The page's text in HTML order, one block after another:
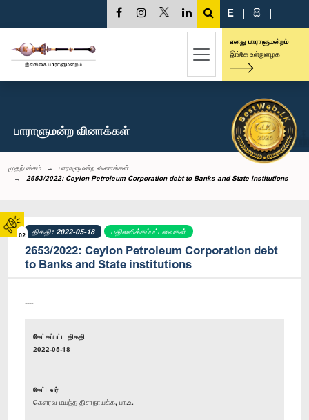
02
E | සි |
எனது பாராளுமன்றம்
இங்கே உள்நுழைக
பாராளுமன்ற வினாக்கள்
முதற்பக்கம்
பாராளுமன்ற வினாக்கள்
2653/2022: Ceylon Petroleum Corporation debt to Banks and State institutions
திகதி: 2022-05-18 பதிலளிக்கப்பட்டவைகள்
2653/2022: Ceylon Petroleum Corporation debt
to Banks and State institutions
----
கேட்கப்பட்ட திகதி
2022-05-18
கேட்டவர்
கௌரவ மயந்த திசாநாயக்க, பா.உ.